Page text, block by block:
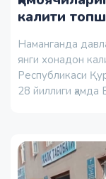
калити
Наманганда
янги хонадон
Республикаси
28 йиллиги ҳамда